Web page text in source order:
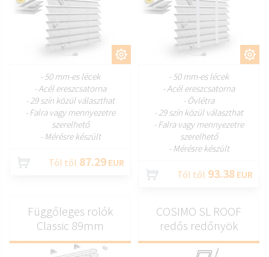
TESTRESZAB
- 50 mm-es lécek
- Acél ereszcsatorna
- 29 szín közül választhat
- Falra vagy mennyezetre
szerelhető
- Mérésre készült
Tól től 87.29 EUR
TESTRESZAB
- 50 mm-es lécek
- Acél ereszcsatorna
- Övlétra
- 29 szín közül választhat
- Falra vagy mennyezetre
szerelhető
- Mérésre készült
Tól től 93.38 EUR
Függőleges rolók
Classic 89mm
COSIMO SL ROOF
redős redőnyök